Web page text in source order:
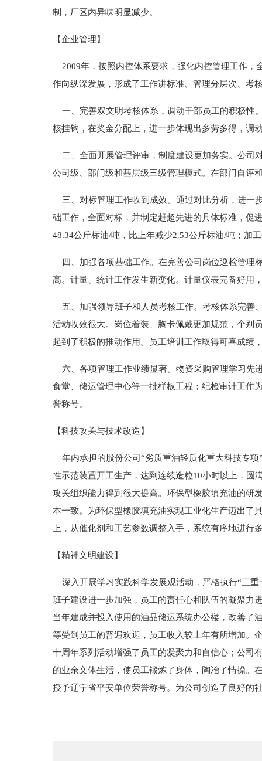
制，厂区内异味明显减少。
【企业管理】
2009年，按照内控体系要求，强化内控管理工作，
作向纵深发展，形成了工作讲标准、管理分层次、考
一、完善双文明考核体系，调动干部员工的积极性
核挂钩，在奖金分配上，进一步体现出多劳多得，调
二、全面开展管理评审，制度建设更加务实。公司
公司级、部门级和基层级三级管理模式。在部门自评
三、对标管理工作收到成效。通过对比分析，进一
础工作，全面对标，并制定赶超先进的具体标准，促
48.34公斤标油/吨，比上年减少2.53公斤标油/吨；加
四、加强各项基础工作。在完善公司岗位巡检管理
高。计量、统计工作发生新变化。计量仪表完备好用
五、加强领导班子和人员考核工作。考核体系完善
活动收效很大。岗位着装、胸卡佩戴更加规范，个别
起到了积极的推动作用。员工培训工作取得可喜成绩
六、各项管理工作业绩显著。物资采购管理学习先
食堂、储运管理中心等一批样板工程；纪检审计工作
誉称号。
【科技攻关与技术改造】
年内承担的股份公司“劣质重油轻质化重大科技专
性示范装置开工生产，达到连续造粒10小时以上，圆
攻关组织能力得到很大提高。环保型橡胶填充油的研
本一致。为环保型橡胶填充油实现工业化生产迈出了
上，从催化剂和工艺参数调整入手，系统有序地进
【精神文明建设】
深入开展学习实践科学发展观活动，严格执行“三重
班子建设进一步加强，员工的责任心和队伍的凝聚力
当年建成并投入使用的油品储运系统办公楼，改善了
等受到员工的普遍欢迎，员工收入较上年有所增加。
十周年系列活动增强了员工的凝聚力和自信心；公司
的业余文体生活，使员工锻炼了身体，陶冶了情操。
授予辽宁省平安单位荣誉称号。为公司创造了良好